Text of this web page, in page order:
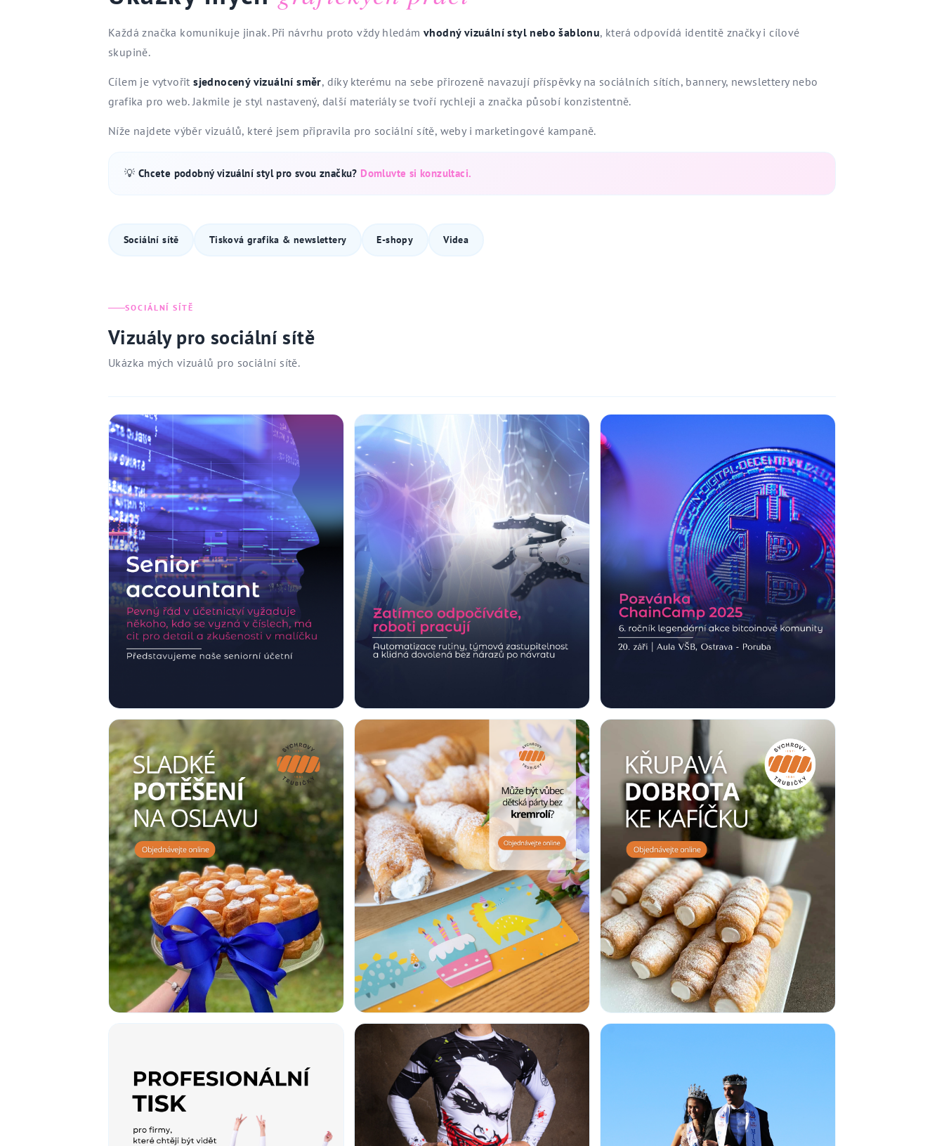
Každá značka komunikuje jinak. Při návrhu proto vždy hledám vhodný vizuální styl nebo šablonu, která odpovídá identitě značky i cílové
skupině.
Cílem je vytvořitsjednocený vizuální směr, díky kterému na sebe přirozeně navazují příspěvky na sociálních sítích, bannery, newslettery nebo
grafika pro web. Jakmile je styl nastavený, další materiály se tvoří rychleji a značka působí konzistentně.
Níže najdete výběr vizuálů, které jsem připravila pro sociální sítě, weby i marketingové kampaně.
💡 Chcete podobný vizuální styl pro svou značku? Domluvte si konzultaci.
Sociální sítě Tisková grafika & newslettery E-shopy Videa
SOCIÁLNÍ SÍTĚ
Vizuály pro sociální sítě
Ukázka mých vizuálů pro sociální sítě.